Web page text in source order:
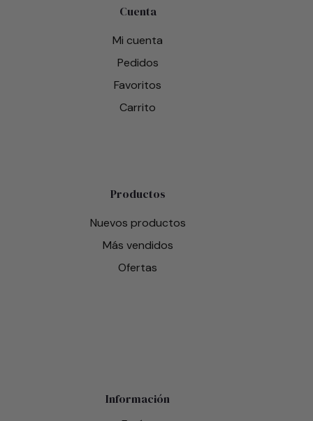
Cuenta
Mi cuenta
Pedidos
Favoritos
Carrito
Productos
Nuevos productos
Más vendidos
Ofertas
Información